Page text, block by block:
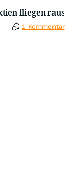
fliegen raus
1 Kommentar